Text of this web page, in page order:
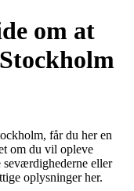
om at
får du her en
om du vil opleve
seværdighederne eller
oplysninger her.